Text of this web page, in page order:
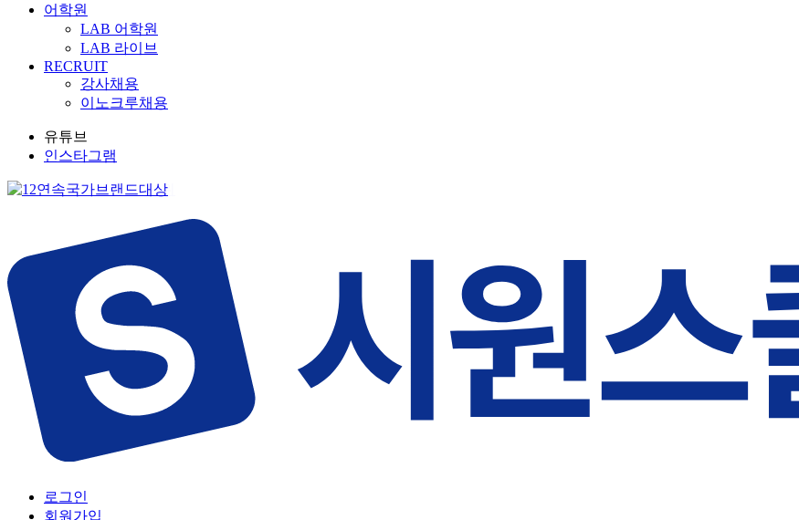
어학원
LAB 어학원
LAB 라이브
RECRUIT
강사채용
이노크루채용
유튜브
인스타그램
로그인
회원가입